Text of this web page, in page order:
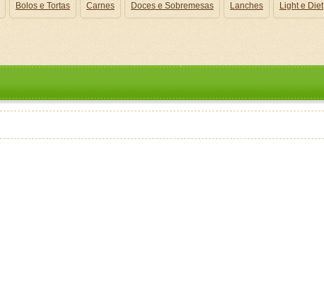
Bolos e Tortas Carnes Doces e Sobremesas Lanches Light e Diet